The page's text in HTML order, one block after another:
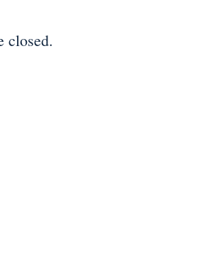
closed.